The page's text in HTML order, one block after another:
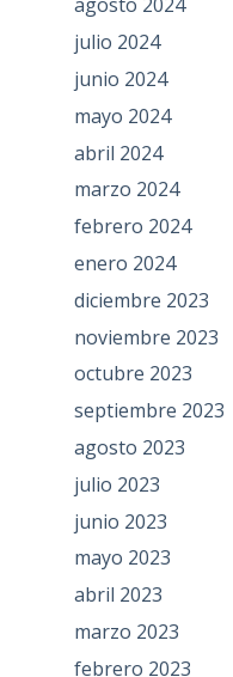
agosto 2024
julio 2024
junio 2024
mayo 2024
abril 2024
marzo 2024
febrero 2024
enero 2024
diciembre 2023
noviembre 2023
octubre 2023
septiembre 2023
agosto 2023
julio 2023
junio 2023
mayo 2023
abril 2023
marzo 2023
febrero 2023